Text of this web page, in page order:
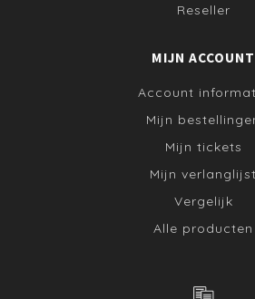
Reseller
MIJN ACCOUNT
Account
Mijn
Mijn tickets
Mijn verlanglijst
Vergelijk
Alle producten